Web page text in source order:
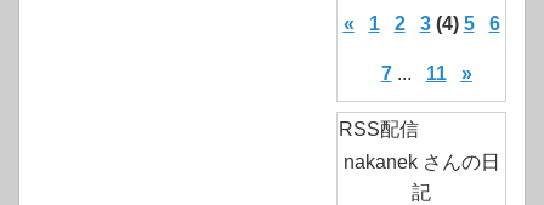
« 1 2 3 (4) 5 6
7... 11 »
RSS配信
nakanek さんの日
記